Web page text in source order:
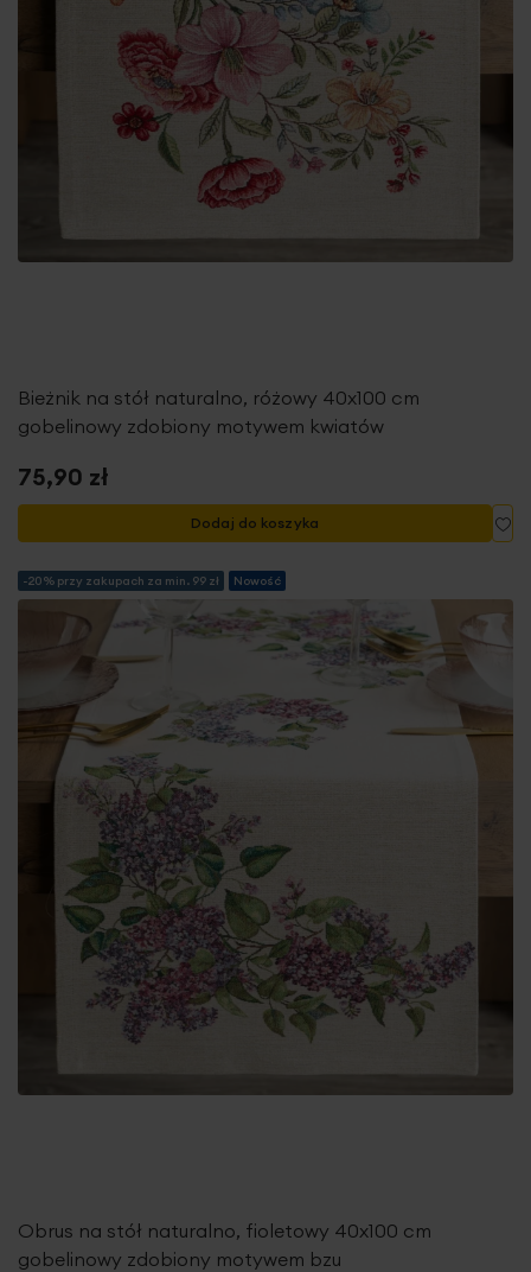
Bieżnik na stół naturalno, różowy 40x100 cm
gobelinowy zdobiony motywem kwiatów
75,90 zł
Dodaj do koszyka
-20% przy zakupach za min. 99 zł Nowość
Obrus na stół naturalno, fioletowy 40x100 cm
gobelinowy zdobiony motywem bzu